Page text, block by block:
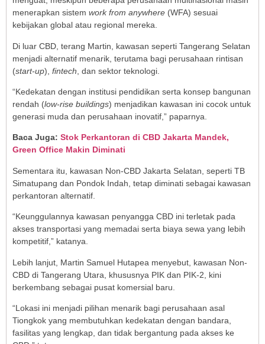
menerapkan sistem work from anywhere (WFA) sesuai
kebijakan global atau regional mereka.
Di luar CBD, terang Martin, kawasan seperti Tangerang Selatan
menjadi alternatif menarik, terutama bagi perusahaan rintisan
(start-up), fintech , dan sektor teknologi.
“Kedekatan dengan institusi pendidikan serta konsep bangunan
rendah (low-rise buildings) menjadikan kawasan ini cocok untuk
generasi muda dan perusahaan inovatif,” paparnya.
Baca Juga: Stok Perkantoran di CBD Jakarta Mandek,
Green Office Makin Diminati
Sementara itu, kawasan Non-CBD Jakarta Selatan, seperti TB
Simatupang dan Pondok Indah, tetap diminati sebagai kawasan
perkantoran alternatif.
“Keunggulannya kawasan penyangga CBD ini terletak pada
akses transportasi yang memadai serta biaya sewa yang lebih
kompetitif,” katanya.
Lebih lanjut, Martin Samuel Hutapea menyebut, kawasan Non-
CBD di Tangerang Utara, khususnya PIK dan PIK-2, kini
berkembang sebagai pusat komersial baru.
“Lokasi ini menjadi pilihan menarik bagi perusahaan asal
Tiongkok yang membutuhkan kedekatan dengan bandara,
fasilitas yang lengkap, dan tidak bergantung pada akses ke